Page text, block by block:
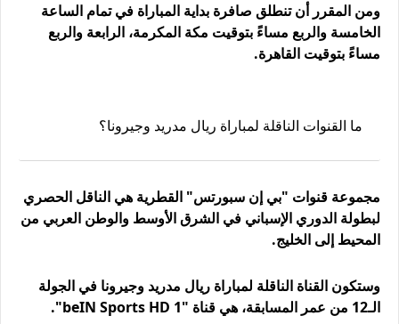
ومن المقرر أن تنطلق صافرة بداية المباراة في تمام الساعة
الخامسة والربع مساءً بتوقيت مكة المكرمة، الرابعة والربع
مساءً بتوقيت القاهرة.
ما القنوات الناقلة لمباراة ريال مدريد وجيرونا؟
مجموعة قنوات "بي إن سبورتس" القطرية هي الناقل الحصري
لبطولة الدوري الإسباني في الشرق الأوسط والوطن العربي من
المحيط إلى الخليج.
وستكون القناة الناقلة لمباراة ريال مدريد وجيرونا في الجولة
الـ12 من عمر المسابقة، هي قناة "beIN Sports HD 1".